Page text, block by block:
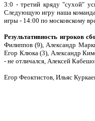
3:0 - третий кряду "сухой"
Следующую игру наша
игры - 14:00 по московскому
Результативность игроков
Филиппов (9), Александр
Егор Клюка (3), Александр
- не отличался, Алексей
Егор Феоктистов, Ильяс